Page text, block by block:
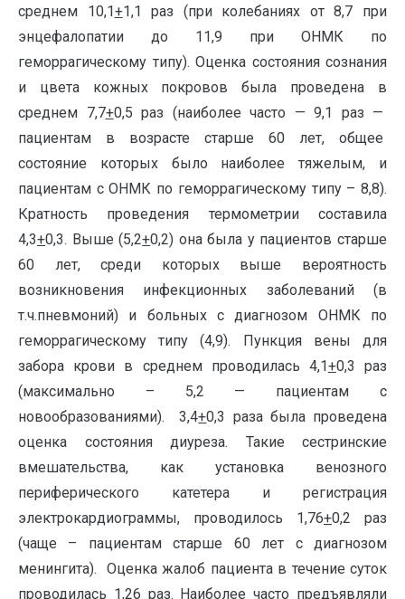
среднем 10,1+1,1 раз (при колебаниях от 8,7 при
энцефалопатии до 11,9 при ОНМК по
геморрагическому типу). Оценка состояния сознания
и цвета кожных покровов была проведена в
среднем 7,7+0,5 раз (наиболее часто — 9,1 раз —
пациентам в возрасте старше 60 лет, общее
состояние которых было наиболее тяжелым, и
пациентам с ОНМК по геморрагическому типу – 8,8).
Кратность проведения термометрии составила
4,3+0,3. Выше (5,2+0,2) она была у пациентов старше
60 лет, среди которых выше вероятность
возникновения инфекционных заболеваний (в
т.ч.пневмоний) и больных с диагнозом ОНМК по
геморрагическому типу (4,9). Пункция вены для
забора крови в среднем проводилась 4,1+0,3 раз
(максимально – 5,2 — пациентам с
новообразованиями). 3,4+0,3 раза была проведена
оценка состояния диуреза. Такие сестринские
вмешательства, как установка венозного
периферического катетера и регистрация
электрокардиограммы, проводилось 1,76+0,2 раз
(чаще – пациентам старше 60 лет с диагнозом
менингита). Оценка жалоб пациента в течение суток
проводилась 1,26 раз. Наиболее часто предъявляли